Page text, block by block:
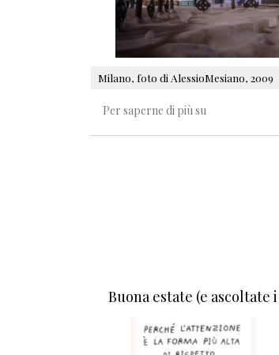
Milano, foto di AlessioMesiano, 2009
Per saperne di più su
Buona estate (e ascoltate